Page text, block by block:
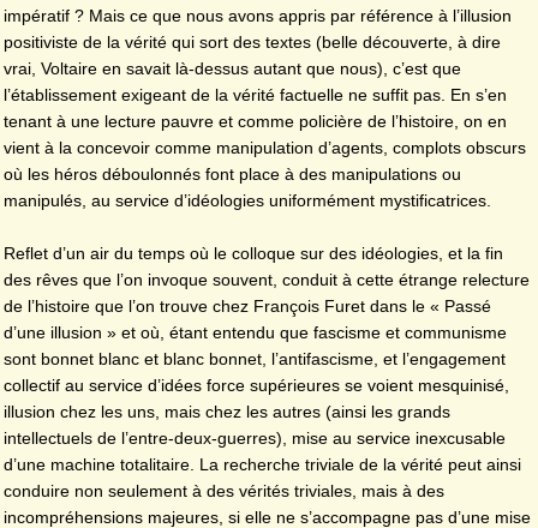
impératif ? Mais ce que nous avons appris par référence à l’illusion
positiviste de la vérité qui sort des textes (belle découverte, à dire
vrai, Voltaire en savait là-dessus autant que nous), c’est que
l’établissement exigeant de la vérité factuelle ne suffit pas. En s’en
tenant à une lecture pauvre et comme policière de l’histoire, on en
vient à la concevoir comme manipulation d’agents, complots obscurs
où les héros déboulonnés font place à des manipulations ou
manipulés, au service d’idéologies uniformément mystificatrices.
Reflet d’un air du temps où le colloque sur des idéologies, et la fin
des rêves que l’on invoque souvent, conduit à cette étrange relecture
de l’histoire que l’on trouve chez François Furet dans le « Passé
d’une illusion » et où, étant entendu que fascisme et communisme
sont bonnet blanc et blanc bonnet, l’antifascisme, et l’engagement
collectif au service d’idées force supérieures se voient mesquinisé,
illusion chez les uns, mais chez les autres (ainsi les grands
intellectuels de l’entre-deux-guerres), mise au service inexcusable
d’une machine totalitaire. La recherche triviale de la vérité peut ainsi
conduire non seulement à des vérités triviales, mais à des
incompréhensions majeures, si elle ne s’accompagne pas d’une mise